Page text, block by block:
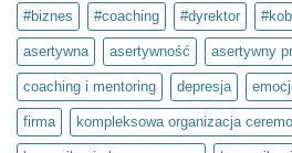
psychiczne
–
to
inwestycja
w
siebie.
Projekt
społeczny
Światło
umysłu
#biznes #coaching #dyrektor
asertywna asertywność asertywny
coaching i mentoring depresja
firma kompleksowa organizacja